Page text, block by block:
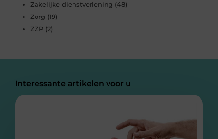
Zakelijke dienstverlening (48)
Zorg (19)
ZZP (2)
Interessante artikelen voor u